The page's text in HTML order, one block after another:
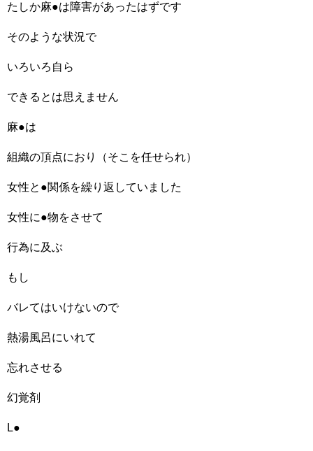
たしか麻●は障害があったはずです
そのような状況で
いろいろ自ら
できるとは思えません
麻●は
組織の頂点におり（そこを任せられ）
女性と●関係を繰り返していました
女性に●物をさせて
行為に及ぶ
もし
バレてはいけないので
熱湯風呂にいれて
忘れさせる
幻覚剤
L●